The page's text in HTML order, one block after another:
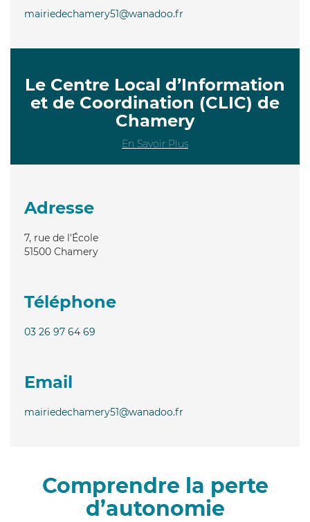
mairiedechamery51@wanadoo.fr
Le Centre Local d’Information
et de Coordination (CLIC) de
Chamery
En Savoir Plus
Adresse
7, rue de l'École
51500 Chamery
Téléphone
03 26 97 64 69
Email
mairiedechamery51@wanadoo.fr
Comprendre la perte
d’autonomie